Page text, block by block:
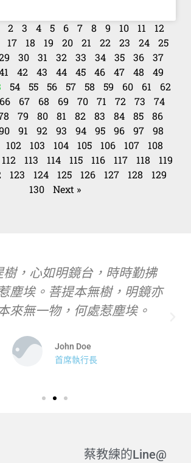
2 3 4 5 6 7 8 9 10 11
12
17 18 19 20 21 22 23 24
25
30 31 32 33 34 35 36
37
42 43 44 45 46 47 48
49
54 55 56 57 58 59 60 61
62
66 67 68 69 70 71 72 73
74
79 80 81 82 83 84 85
86
91 92 93 94 95 96 97
98
102 103 104 105 106 107
108
112 113 114 115 116 117 118
119
123 124 125 126 127 128
129
130
Next »
樹，心如明鏡台，時時勤拂
塵埃。菩提本無樹，明鏡亦
來無一物，何處惹塵埃。
John Doe
首席執行長
蔡教練的Line@